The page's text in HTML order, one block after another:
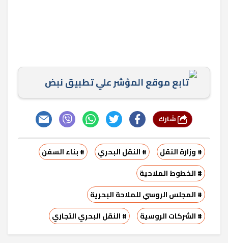
تابع موقع المؤشر علي تطبيق نبض
# وزارة النقل # النقل البحري
# بناء السفن
# الخطوط الملاحية
# المجلس الروسي للملاحة البحرية
# الشركات الروسية
# النقل البحري التجاري